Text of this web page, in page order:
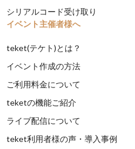
シリアルコード受け取り
イベント主催者様へ
teket(テケト)とは？
イベント作成の方法
ご利用料金について
teketの機能ご紹介
ライブ配信について
teket利用者様の声・導入事例